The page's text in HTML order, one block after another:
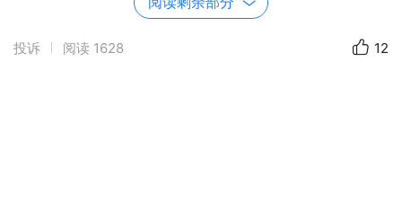
第七、第八周——大话西游
投诉 阅读 1628 12